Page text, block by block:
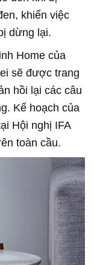
khiến việc
dừng lại.
Home của
sẽ được trang
hồi lại các câu
Kế hoạch của
Hội nghị IFA
toàn cầu.